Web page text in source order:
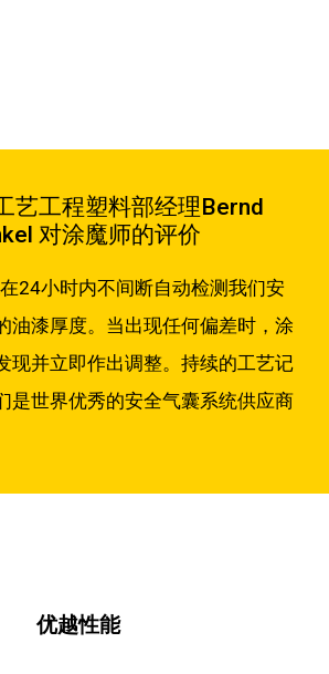
艺工程塑料部经理Bernd
对涂魔师的评价
24小时内不间断自动检测我们安
油漆厚度。当出现任何偏差时，涂
现并立即作出调整。持续的工艺记
是世界优秀的安全气囊系统供应商
优越性能